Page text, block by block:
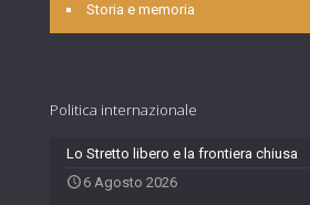
Storia e memoria
Politica internazionale
Lo Stretto libero e la frontiera chiusa
6 Agosto 2026